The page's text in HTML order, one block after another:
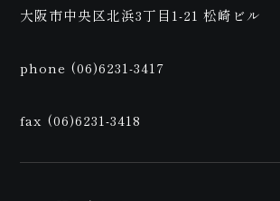
予
大阪市中央区北浜3丁目1-21 松崎ビル
phone (06)6231-3417
fax (06)6231-3418